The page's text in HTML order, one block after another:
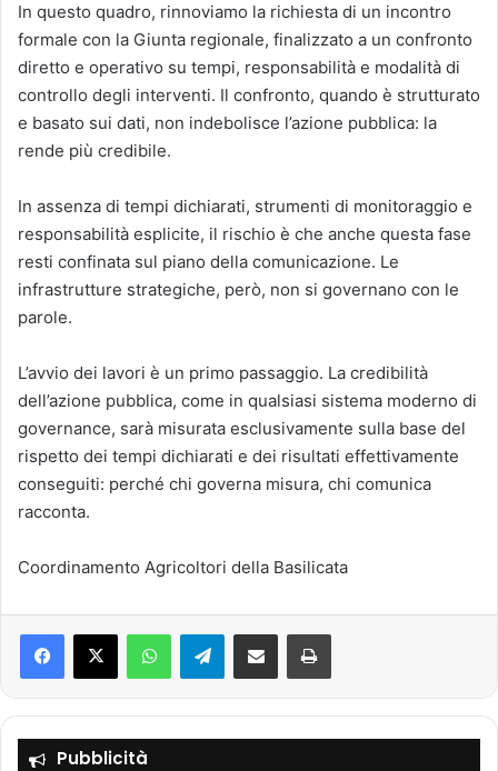
In questo quadro, rinnoviamo la richiesta di un incontro
formale con la Giunta regionale, finalizzato a un confronto
diretto e operativo su tempi, responsabilità e modalità di
controllo degli interventi. Il confronto, quando è strutturato
e basato sui dati, non indebolisce l’azione pubblica: la
rende più credibile.
In assenza di tempi dichiarati, strumenti di monitoraggio e
responsabilità esplicite, il rischio è che anche questa fase
resti confinata sul piano della comunicazione. Le
infrastrutture strategiche, però, non si governano con le
parole.
L’avvio dei lavori è un primo passaggio. La credibilità
dell’azione pubblica, come in qualsiasi sistema moderno di
governance, sarà misurata esclusivamente sulla base del
rispetto dei tempi dichiarati e dei risultati effettivamente
conseguiti: perché chi governa misura, chi comunica
racconta.
Coordinamento Agricoltori della Basilicata
Telegram
Pubblicità